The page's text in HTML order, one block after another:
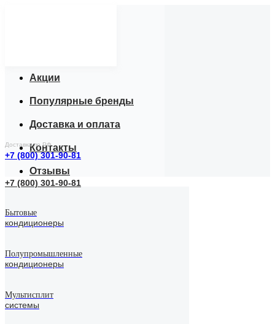
Доставка по РФ
+7 (800) 301-90-81
+7 (800) 301-90-81
Акции
Популярные бренды
Доставка и оплата
Контакты
Отзывы
Бытовые
кондиционеры
Полупромышленные
кондиционеры
Мультисплит
системы